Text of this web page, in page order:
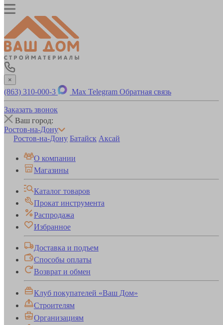
×
(863) 310-000-3 Max Telegram Обратная связь
Заказать звонок
Ваш город:
Ростов-на-Дону
Ростов-на-Дону Батайск Аксай
О компании
Магазины
Каталог товаров
Прокат инструмента
Распродажа
Избранное
Доставка и подъем
Способы оплаты
Возврат и обмен
Клуб покупателей «Ваш Дом»
Строителям
Организациям